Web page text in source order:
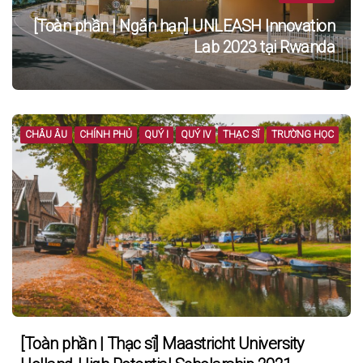
[Toàn phần | Ngắn hạn] UNLEASH Innovation
Lab 2023 tại Rwanda
CHÂU ÂU CHÍNH PHỦ QUÝ I QUÝ IV THẠC SĨ TRƯỜNG HỌC
[Toàn phần | Thạc sĩ] Maastricht University